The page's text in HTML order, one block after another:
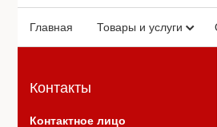
Главная Товары и услуги
Контакты